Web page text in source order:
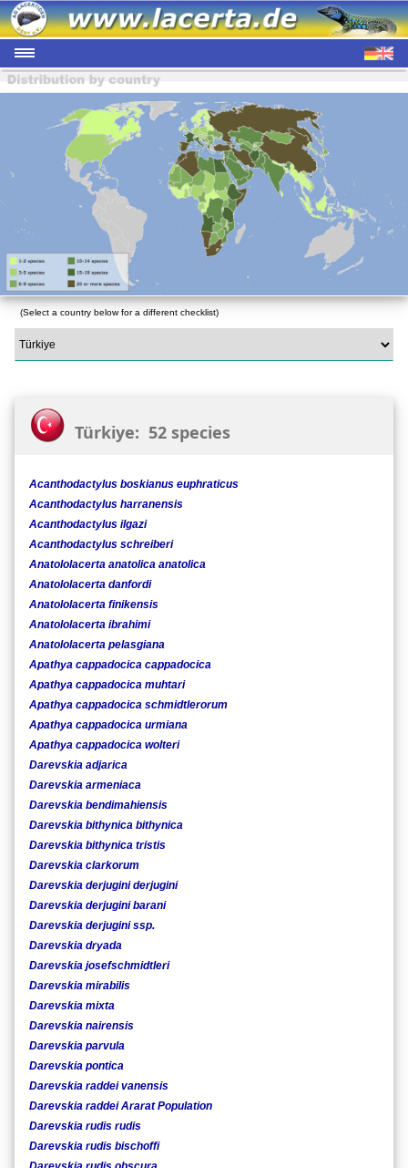
(Select a country below for a different checklist)
Türkiye: 52 species
Acanthodactylus boskianus euphraticus
Acanthodactylus harranensis
Acanthodactylus ilgazi
Acanthodactylus schreiberi
Anatololacerta anatolica anatolica
Anatololacerta danfordi
Anatololacerta finikensis
Anatololacerta ibrahimi
Anatololacerta pelasgiana
Apathya cappadocica cappadocica
Apathya cappadocica muhtari
Apathya cappadocica schmidtlerorum
Apathya cappadocica urmiana
Apathya cappadocica wolteri
Darevskia adjarica
Darevskia armeniaca
Darevskia bendimahiensis
Darevskia bithynica bithynica
Darevskia bithynica tristis
Darevskia clarkorum
Darevskia derjugini derjugini
Darevskia derjugini barani
Darevskia derjugini ssp.
Darevskia dryada
Darevskia josefschmidtleri
Darevskia mirabilis
Darevskia mixta
Darevskia nairensis
Darevskia parvula
Darevskia pontica
Darevskia raddei vanensis
Darevskia raddei Ararat Population
Darevskia rudis rudis
Darevskia rudis bischoffi